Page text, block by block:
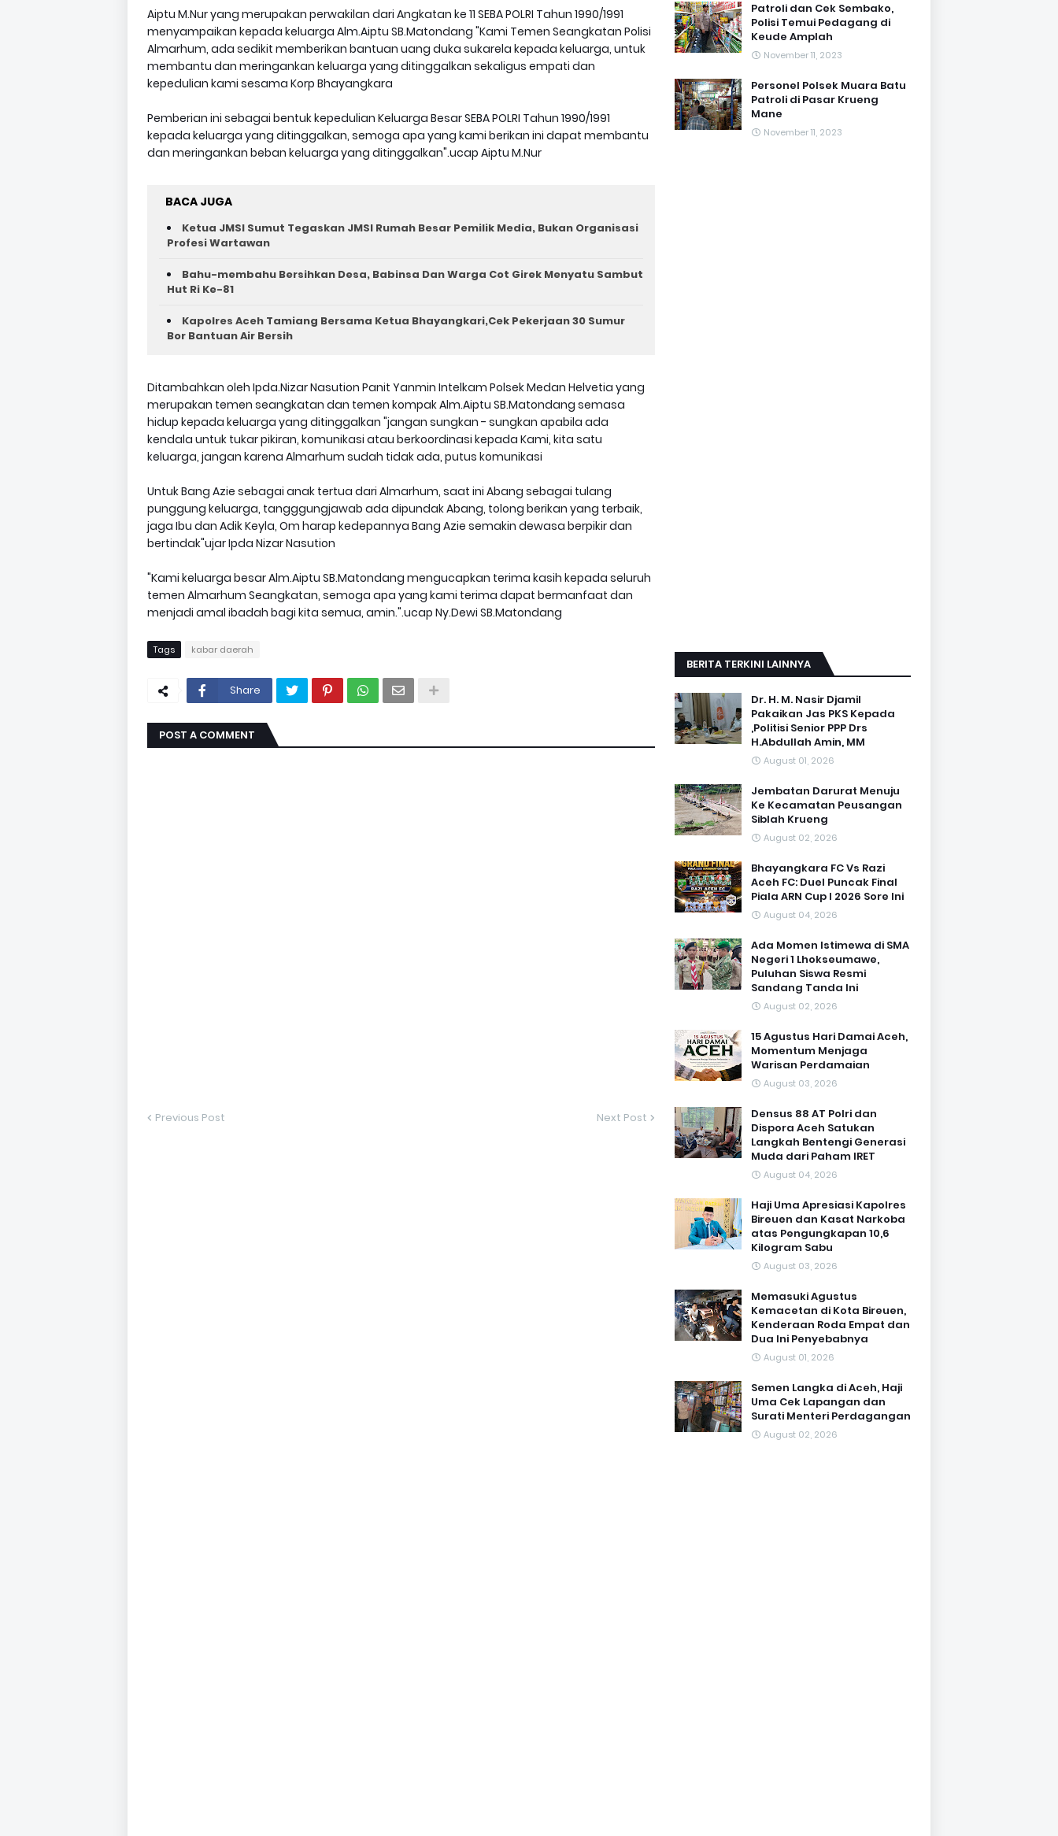
Aiptu M.Nur yang merupakan perwakilan dari Angkatan ke 11 SEBA POLRI Tahun 1990/1991
menyampaikan kepada keluarga Alm.Aiptu SB.Matondang "Kami Temen Seangkatan Polisi
Almarhum, ada sedikit memberikan bantuan uang duka sukarela kepada keluarga, untuk
membantu dan meringankan keluarga yang ditinggalkan sekaligus empati dan
kepedulian kami sesama Korp Bhayangkara
Pemberian ini sebagai bentuk kepedulian Keluarga Besar SEBA POLRI Tahun 1990/1991
kepada keluarga yang ditinggalkan, semoga apa yang kami berikan ini dapat membantu
dan meringankan beban keluarga yang ditinggalkan".ucap Aiptu M.Nur
BACA JUGA
Ketua JMSI Sumut Tegaskan JMSI Rumah Besar Pemilik Media, Bukan Organisasi
Profesi Wartawan
Bahu-membahu Bersihkan Desa, Babinsa Dan Warga Cot Girek Menyatu Sambut
Hut Ri Ke-81 ‎
Kapolres Aceh Tamiang Bersama Ketua Bhayangkari,Cek Pekerjaan 30 Sumur
Bor Bantuan Air Bersih
Ditambahkan oleh Ipda.Nizar Nasution Panit Yanmin Intelkam Polsek Medan Helvetia yang
merupakan temen seangkatan dan temen kompak Alm.Aiptu SB.Matondang semasa
hidup kepada keluarga yang ditinggalkan "jangan sungkan - sungkan apabila ada
kendala untuk tukar pikiran, komunikasi atau berkoordinasi kepada Kami, kita satu
keluarga, jangan karena Almarhum sudah tidak ada, putus komunikasi
Untuk Bang Azie sebagai anak tertua dari Almarhum, saat ini Abang sebagai tulang
punggung keluarga, tangggungjawab ada dipundak Abang, tolong berikan yang terbaik,
jaga Ibu dan Adik Keyla, Om harap kedepannya Bang Azie semakin dewasa berpikir dan
bertindak"ujar Ipda Nizar Nasution
"Kami keluarga besar Alm.Aiptu SB.Matondang mengucapkan terima kasih kepada seluruh
temen Almarhum Seangkatan, semoga apa yang kami terima dapat bermanfaat dan
menjadi amal ibadah bagi kita semua, amin.".ucap Ny.Dewi SB.Matondang
Tags kabar daerah
Share
POST A COMMENT
Previous Post Next Post
Patroli dan Cek Sembako,
Polisi Temui Pedagang di
Keude Amplah
November 11, 2023
Personel Polsek Muara Batu
Patroli di Pasar Krueng
Mane
November 11, 2023
BERITA TERKINI LAINNYA
Dr. H. M. Nasir Djamil
Pakaikan Jas PKS Kepada
,Politisi Senior PPP Drs
H.Abdullah Amin, MM
August 01, 2026
Jembatan Darurat Menuju
Ke Kecamatan Peusangan
Siblah Krueng
August 02, 2026
Bhayangkara FC Vs Razi
Aceh FC: Duel Puncak Final
Piala ARN Cup I 2026 Sore Ini
August 04, 2026
Ada Momen Istimewa di SMA
Negeri 1 Lhokseumawe,
Puluhan Siswa Resmi
Sandang Tanda Ini
August 02, 2026
15 Agustus Hari Damai Aceh,
Momentum Menjaga
Warisan Perdamaian
August 03, 2026
Densus 88 AT Polri dan
Dispora Aceh Satukan
Langkah Bentengi Generasi
Muda dari Paham IRET
August 04, 2026
Haji Uma Apresiasi Kapolres
Bireuen dan Kasat Narkoba
atas Pengungkapan 10,6
Kilogram Sabu
August 03, 2026
Memasuki Agustus
Kemacetan di Kota Bireuen,
Kenderaan Roda Empat dan
Dua Ini Penyebabnya
August 01, 2026
Semen Langka di Aceh, Haji
Uma Cek Lapangan dan
Surati Menteri Perdagangan
August 02, 2026